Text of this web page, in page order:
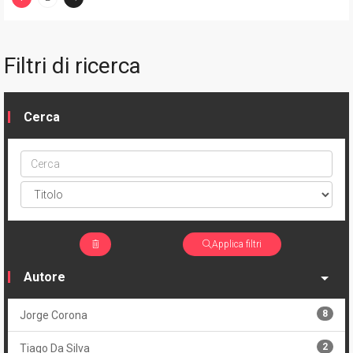
Filtri di ricerca
Cerca
Cerca
ptype
Applica filtri
Autore
Jorge Corona 8
Tiago Da Silva 2